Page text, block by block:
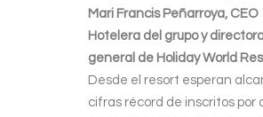
Mari Francis Peñarroya, CEO
Hotelera del grupo y
general de Holiday World
Desde el resort esperan
cifras récord de inscritos por